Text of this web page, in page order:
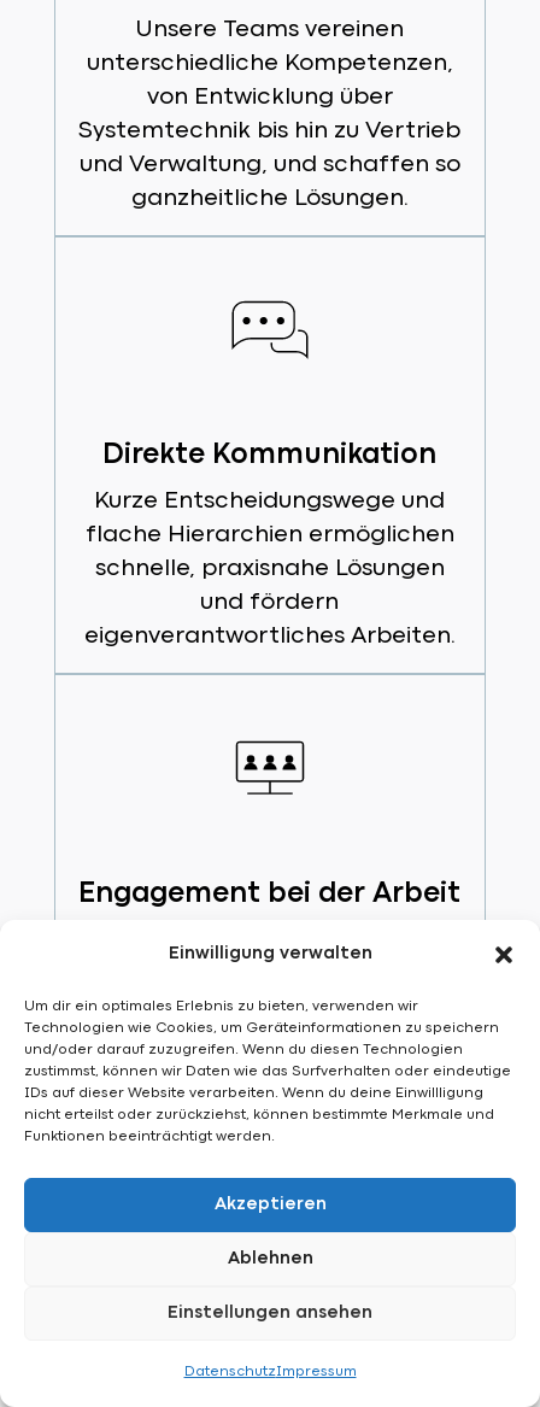
Einwilligung verwalten
Um dir ein optimales Erlebnis zu bieten, verwenden wir
Technologien wie Cookies, um Geräteinformationen zu speichern
und/oder darauf zuzugreifen. Wenn du diesen Technologien
zustimmst, können wir Daten wie das Surfverhalten oder eindeutige
IDs auf dieser Website verarbeiten. Wenn du deine Einwillligung
nicht erteilst oder zurückziehst, können bestimmte Merkmale und
Funktionen beeinträchtigt werden.
Akzeptieren
Ablehnen
Einstellungen ansehen
DatenschutzImpressum
Unsere Teams vereinen
unterschiedliche Kompetenzen,
von Entwicklung über
Systemtechnik bis hin zu Vertrieb
und Verwaltung, und schaffen so
ganzheitliche Lösungen.
Direkte Kommunikation
Kurze Entscheidungswege und
flache Hierarchien ermöglichen
schnelle, praxisnahe Lösungen
und fördern
eigenverantwortliches Arbeiten.
Engagement bei der Arbeit
auch Begeisterung für ihre
Aufgaben. Diese Haltung prägt
unsere Projekte und macht
Zusammenarbeit bei SRG
besonders einfach.